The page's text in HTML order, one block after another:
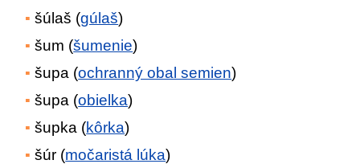
šúlaš (gúlaš)
šum (šumenie)
šupa (ochranný obal semien)
šupa (obielka)
šupka (kôrka)
šúr (močaristá lúka)